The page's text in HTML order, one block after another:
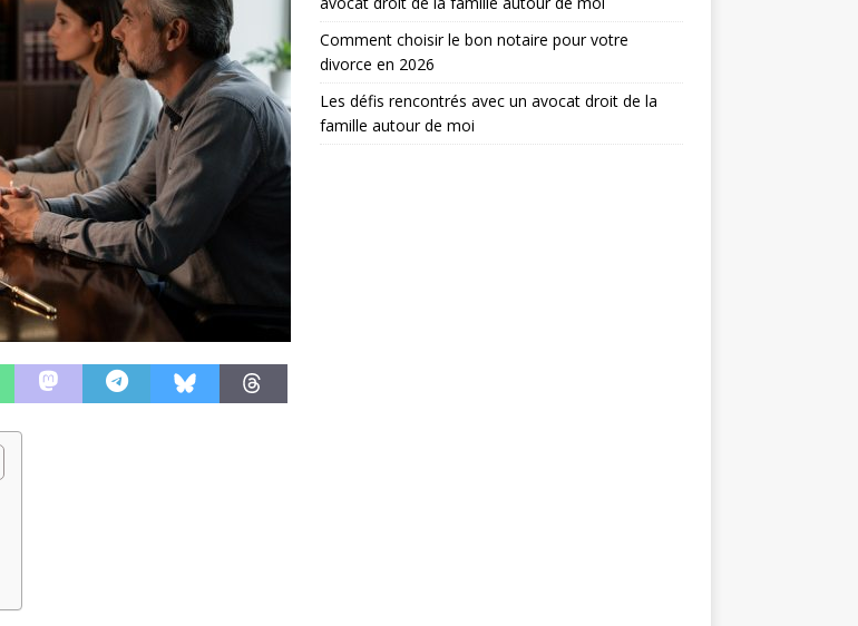
Comment choisir le bon notaire pour votre
divorce en 2026
Les défis rencontrés avec un avocat droit de la
famille autour de moi